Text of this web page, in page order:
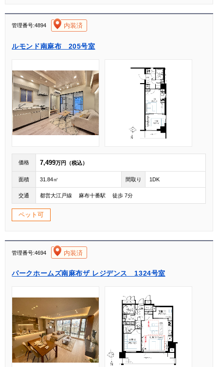
管理番号:4894 内装済
ルモンド南麻布 205号室
価格 7,499万円（税込）
面積 31.84㎡ 間取り 1DK
交通 都営大江戸線 麻布十番駅 徒歩 7分
ペット可
[004]
管理番号:4694 内装済
パークホームズ南麻布ザ レジデンス 1324号室
[004]